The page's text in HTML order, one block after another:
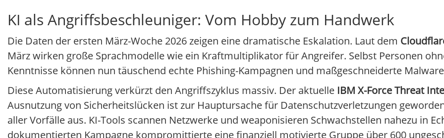
KI als Angriffsbeschleuniger: Vom Hobby zum Handwerk
Die Daten der ersten März-Woche 2026 zeigen eine dramatische Eskalation. Laut dem
März wirken große Sprachmodelle wie ein Kraftmultiplikator für Angreifer. Selbst Personen
Kenntnisse können nun täuschend echte Phishing-Kampagnen und maßgeschneiderte
Diese Automatisierung verkürzt den Angriffszyklus massiv. Der aktuelle IBM X-Force Threat
Ausnutzung von Sicherheitslücken ist zur Hauptursache für Datenschutzverletzungen
aller Vorfälle aus. KI-Tools scannen Netzwerke und weaponisieren Schwachstellen nahezu in
dokumentierten Kampagne kompromittierte eine finanziell motivierte Gruppe über 600